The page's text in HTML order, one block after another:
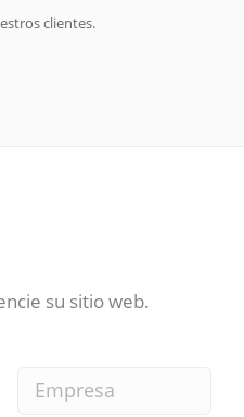
clientes.
su sitio web.